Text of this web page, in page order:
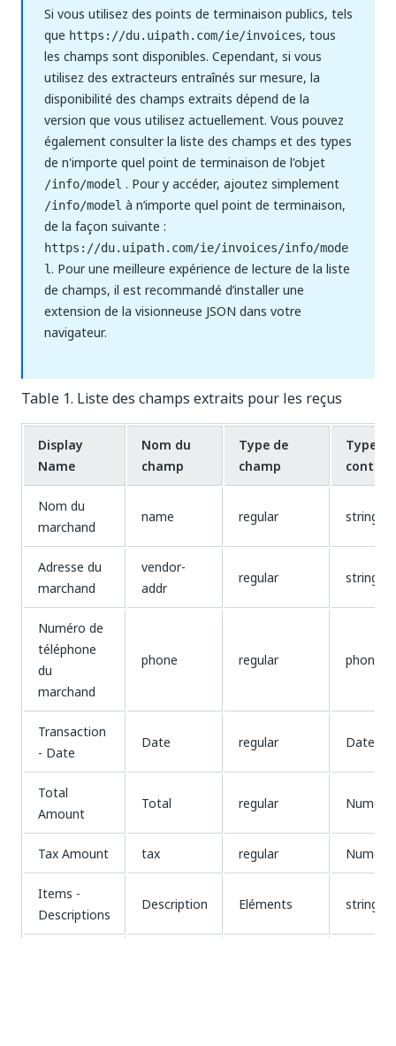
Si vous utilisez des points de terminaison publics, tels
que https://du.uipath.com/ie/invoices, tous
les champs sont disponibles. Cependant, si vous
utilisez des extracteurs entraînés sur mesure, la
disponibilité des champs extraits dépend de la
version que vous utilisez actuellement. Vous pouvez
également consulter la liste des champs et des types
de n'importe quel point de terminaison de l'objet
/info/model . Pour y accéder, ajoutez simplement
/info/model à n’importe quel point de terminaison,
de la façon suivante :
https://du.uipath.com/ie/invoices/info/mode
l. Pour une meilleure expérience de lecture de la liste
de champs, il est recommandé d’installer une
extension de la visionneuse JSON dans votre
navigateur.
Table 1. Liste des champs extraits pour les reçus
Display
Name
Nom du
champ
Type de
champ
Type de
contenu
Nom du
marchand
name regular string
Adresse du
marchand
vendor-
addr
regular string
Numéro de
téléphone
du
marchand
phone regular phone
Transaction
- Date
Date regular Date
Total
Amount
Total regular
Tax Amount tax regular
Items -
Descriptions
Description Eléments string